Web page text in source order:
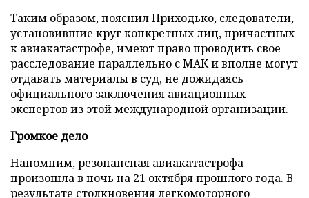
Таким образом, пояснил Приходько, следователи,
установившие круг конкретных лиц, причастных
к авиакатастрофе, имеют право проводить свое
расследование параллельно с МАК и вполне могут
отдавать материалы в суд, не дожидаясь
официального заключения авиационных
экспертов из этой международной организации.
Громкое дело
Напомним, резонансная авиакатастрофа
произошла в ночь на 21 октября прошлого года. В
результате столкновения легкомоторного